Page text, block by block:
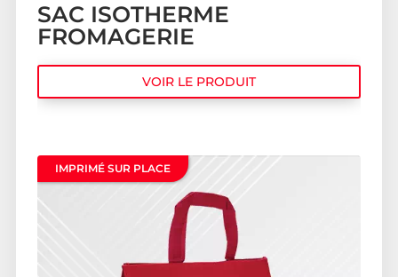
SAC ISOTHERME
FROMAGERIE
VOIR LE PRODUIT
IMPRIMÉ SUR PLACE